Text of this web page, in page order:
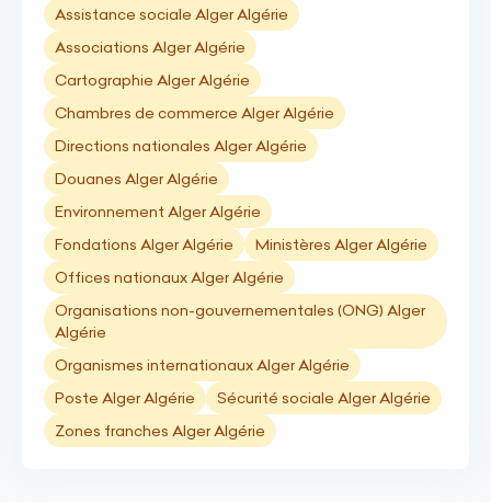
Assistance sociale Alger Algérie
Associations Alger Algérie
Cartographie Alger Algérie
Chambres de commerce Alger Algérie
Directions nationales Alger Algérie
Douanes Alger Algérie
Environnement Alger Algérie
Fondations Alger Algérie
Ministères Alger Algérie
Offices nationaux Alger Algérie
Organisations non-gouvernementales (ONG) Alger
Algérie
Organismes internationaux Alger Algérie
Poste Alger Algérie
Sécurité sociale Alger Algérie
Zones franches Alger Algérie